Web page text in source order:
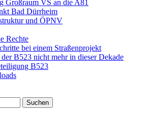
Großraum VS an die A81
Bad Dürrheim
und ÖPNV
Rechte
bei einem Straßenprojekt
B523 nicht mehr in dieser Dekade
B523